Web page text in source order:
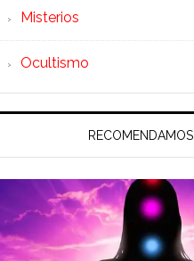
Misterios
Ocultismo
RECOMENDAMOS